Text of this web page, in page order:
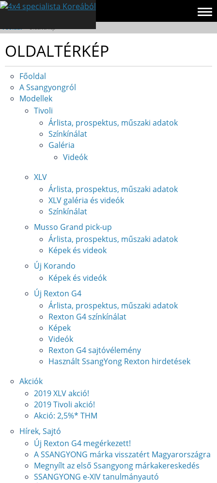
Főoldal»Oldaltérkép
OLDALTÉRKÉP
Főoldal
A Ssangyongról
Modellek
Tivoli
Árlista, prospektus, műszaki adatok
Színkínálat
Galéria
Videók
XLV
Árlista, prospektus, műszaki adatok
XLV galéria és videók
Színkínálat
Musso Grand pick-up
Árlista, prospektus, műszaki adatok
Képek és videok
Új Korando
Képek és videók
Új Rexton G4
Árlista, prospektus, műszaki adatok
Rexton G4 színkínálat
Képek
Videók
Rexton G4 sajtóvélemény
Használt SsangYong Rexton hirdetések
Akciók
2019 XLV akció!
2019 Tivoli akció!
Akció: 2,5%* THM
Hírek, Sajtó
Új Rexton G4 megérkezett!
A SSANGYONG márka visszatért Magyarországra
Megnyílt az első Ssangyong márkakereskedés
SSANGYONG e-XIV tanulmányautó